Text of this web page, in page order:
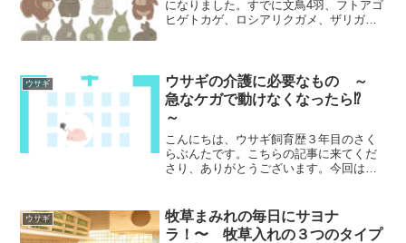
になりました。すでに文鳥4羽、フトアゴ
ヒゲトカゲ、ロシアリクガメ、ザリガ
家でウサギを飼うのに時間が...
ウサギ
ウサギの介護に必要なもの ～
急なケガで動けなくなったら⁉️
～
こんにちは、ウサギ飼育歴３年目のさく
らぶんたです。こちらの記事に来てくだ
さり、ありがとうございます。今回は、
すが、私の不注意で骨折してしまいまし
た💦急に立てなくなり、...
ウサギ
牧草まみれの毎日にサヨナ
ラ！〜 牧草入れの３つのタイプ